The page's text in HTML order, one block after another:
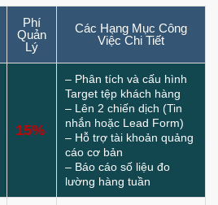
Phí
Quản
Lý
Các Hạng Mục Công
Việc Chi Tiết
15%
– Phân tích và cấu hình
Target tệp khách hàng
– Lên 2 chiến dịch (Tin
nhắn hoặc Lead Form)
– Hỗ trợ tài khoản quảng
cáo cơ bản
– Báo cáo số liệu đo
lường hàng tuần